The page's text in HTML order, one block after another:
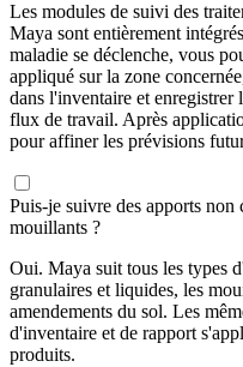
Les modules de suivi des
Maya sont entièrement
maladie se déclenche, vous
appliqué sur la zone
dans l'inventaire et enregistrer
flux de travail. Après
pour affiner les prévisions
Puis-je suivre des apports non
mouillants ?
Oui. Maya suit tous les types
granulaires et liquides, les
amendements du sol. Les
d'inventaire et de rapport
produits.